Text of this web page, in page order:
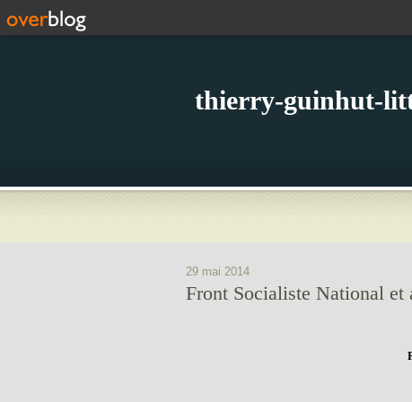
thierry-guinhut-
29 mai 2014
Front Socialiste National et